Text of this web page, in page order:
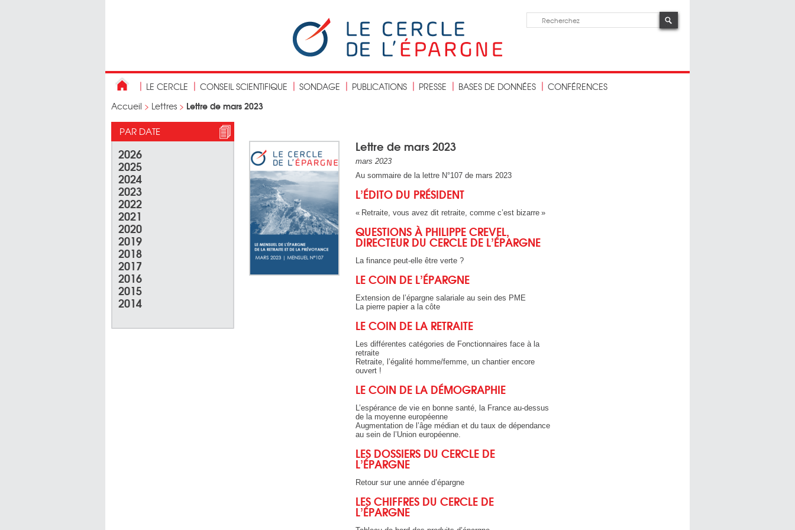
LE CERCLE CONSEIL SCIENTIFIQUE SONDAGE PUBLICATIONS PRESSE BASES DE DONNÉES
CONFÉRENCES
Accueil > Lettres > Lettre de mars 2023
PAR DATE
2026
2025
2024
2023
2022
2021
2020
2019
2018
2017
2016
2015
2014
Lettre de mars 2023
mars 2023
Au sommaire de la lettre N°107 de mars 2023
L’ÉDITO DU PRÉSIDENT
« Retraite, vous avez dit retraite, comme c’est bizarre »
QUESTIONS À PHILIPPE CREVEL,
DIRECTEUR DU CERCLE DE L’ÉPARGNE
La finance peut-elle être verte ?
LE COIN DE L’ÉPARGNE
Extension de l’épargne salariale au sein des PME
La pierre papier a la côte
LE COIN DE LA RETRAITE
Les différentes catégories de Fonctionnaires face à la
retraite
Retraite, l’égalité homme/femme, un chantier encore
ouvert !
LE COIN DE LA DÉMOGRAPHIE
L’espérance de vie en bonne santé, la France au-dessus
de la moyenne européenne
Augmentation de l’âge médian et du taux de dépendance
au sein de l’Union européenne.
LES DOSSIERS DU CERCLE DE
L’ÉPARGNE
Retour sur une année d’épargne
LES CHIFFRES DU CERCLE DE
L’ÉPARGNE